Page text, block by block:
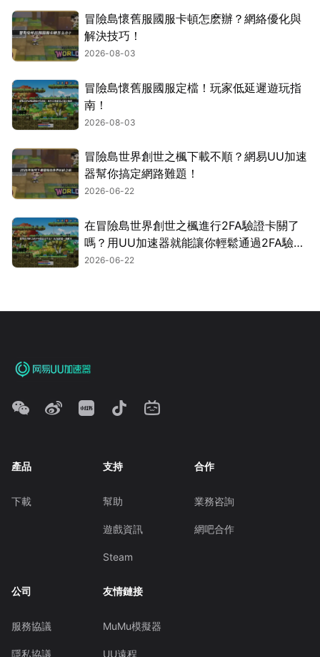
冒險島懷舊服國服卡頓怎麽辦？網絡優化與
解決技巧！
2026-08-03
冒險島懷舊服國服定檔！玩家低延遲遊玩指
南！
2026-08-03
冒險島世界創世之楓下載不順？網易UU加速
器幫你搞定網路難題！
2026-06-22
在冒險島世界創世之楓進行2FA驗證卡關了
嗎？用UU加速器就能讓你輕鬆通過2FA驗
證！
2026-06-22
產品
下載
支持
幫助
遊戲資訊
Steam
合作
業務咨詢
網吧合作
公司
服務協議
隱私協議
友情鏈接
MuMu模擬器
UU遠程